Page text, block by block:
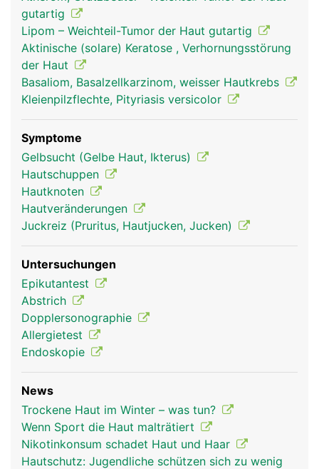
gutartig
Lipom – Weichteil-Tumor der Haut gutartig
Aktinische (solare) Keratose , Verhornungsstörung
der Haut
Basaliom, Basalzellkarzinom, weisser Hautkrebs
Kleienpilzflechte, Pityriasis versicolor
Symptome
Gelbsucht (Gelbe Haut, Ikterus)
Hautschuppen
Hautknoten
Hautveränderungen
Juckreiz (Pruritus, Hautjucken, Jucken)
Untersuchungen
Epikutantest
Abstrich
Dopplersonographie
Allergietest
Endoskopie
News
Trockene Haut im Winter – was tun?
Wenn Sport die Haut malträtiert
Nikotinkonsum schadet Haut und Haar
Hautschutz: Jugendliche schützen sich zu wenig